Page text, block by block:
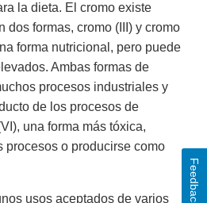
la dieta. El cromo existe
dos formas, cromo (III) y cromo
forma nutricional, pero puede
Ambas formas de
procesos industriales y
de los procesos de
una forma más tóxica,
procesos o producirse como
usos aceptados de varios Feedback